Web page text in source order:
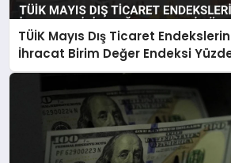
TÜİK Mayıs Dış Ticaret
İhracat Birim Değer Endeksi